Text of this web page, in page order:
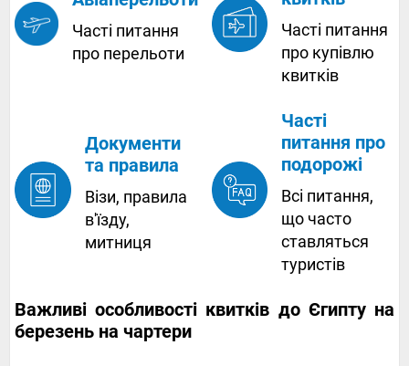
Часті питання
про перельоти
Часті питання
про купівлю
квитків
Документи
та правила
Візи, правила
в'їзду,
митниця
Часті
питання про
подорожі
Всі питання,
що часто
ставляться
туристів
Важливі особливості квитків до Єгипту на
березень на чартери